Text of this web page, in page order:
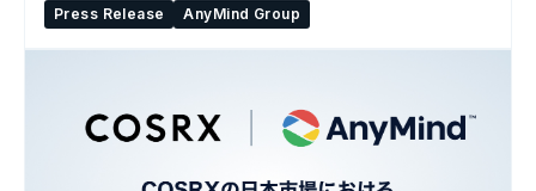
Press Release
AnyMind Group